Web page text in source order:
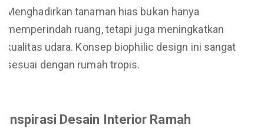
Menghadirkan tanaman hias bukan hanya
memperindah ruang, tetapi juga meningkatkan
kualitas udara. Konsep biophilic design ini sangat
sesuai dengan rumah tropis.
Inspirasi Desain Interior Ramah